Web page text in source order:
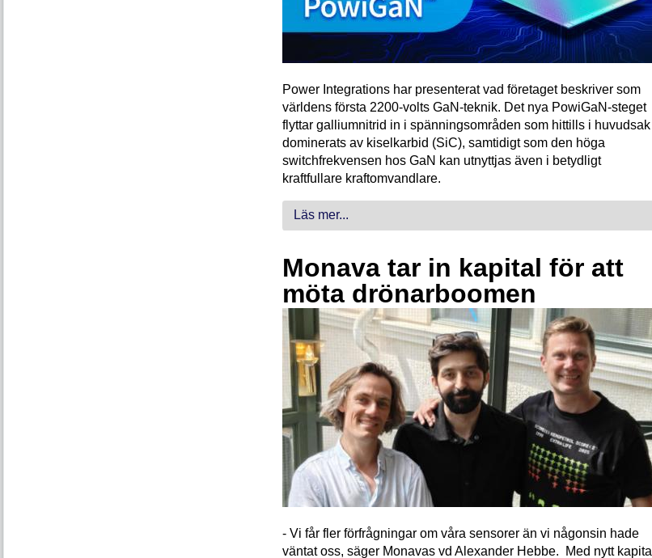
Power Integrations har presenterat vad företaget beskriver som
världens första 2200-volts GaN-teknik. Det nya PowiGaN-steget
flyttar galliumnitrid in i spänningsområden som hittills i huvudsak
dominerats av kiselkarbid (SiC), samtidigt som den höga
switchfrekvensen hos GaN kan utnyttjas även i betydligt
kraftfullare kraftomvandlare.
Läs mer...
Monava tar in kapital för att
möta drönarboomen
- Vi får fler förfrågningar om våra sensorer än vi någonsin hade
väntat oss, säger Monavas vd Alexander Hebbe. Med nytt kapital